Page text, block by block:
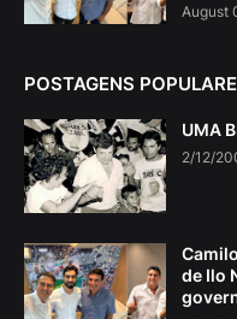
August
POSTAGENS
UMA
2/12/
de Ilo